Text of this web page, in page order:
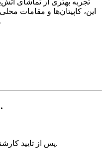
این، کاپیتان‌ها و مقامات
حرکت در آب‌های شلوغ خبر داده‌اند.
لطفا دیدگاه خود را ثبت نمایید.
پس از تایید کارشناسان سایت، قابل نمایش خواهد بود.